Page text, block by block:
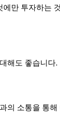
만 투자하는
해도 좋습니다.
의 소통을 통해